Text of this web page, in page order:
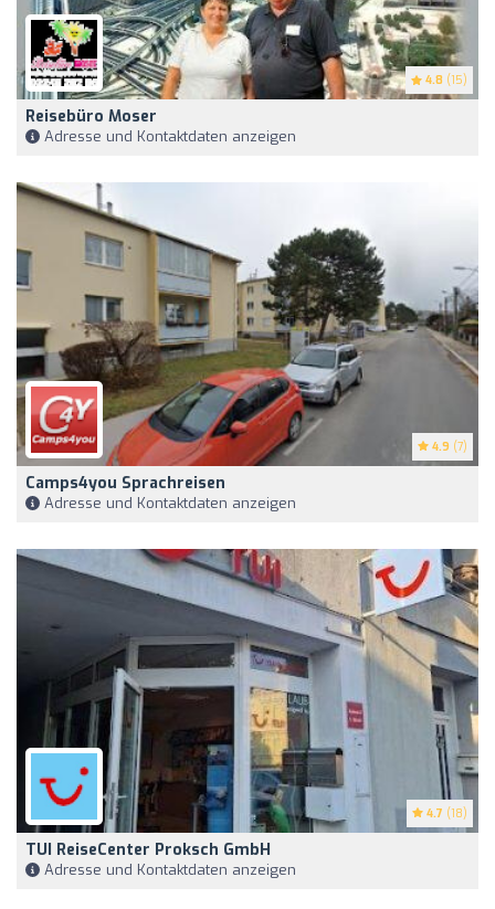
4.8 (15)
Reisebüro Moser
Adresse und Kontaktdaten anzeigen
4.9 (7)
Camps4you Sprachreisen
Adresse und Kontaktdaten anzeigen
4.7 (18)
TUI ReiseCenter Proksch GmbH
Adresse und Kontaktdaten anzeigen